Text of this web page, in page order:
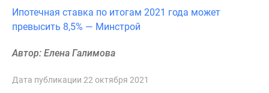
Аналитика
Покупателю
Экспертиза
Эксперты
Ипотечная ставка по итогам 2021 года может
превысить 8,5% — Минстрой
Автор: Елена Галимова
Дата публикации 22 октября 2021